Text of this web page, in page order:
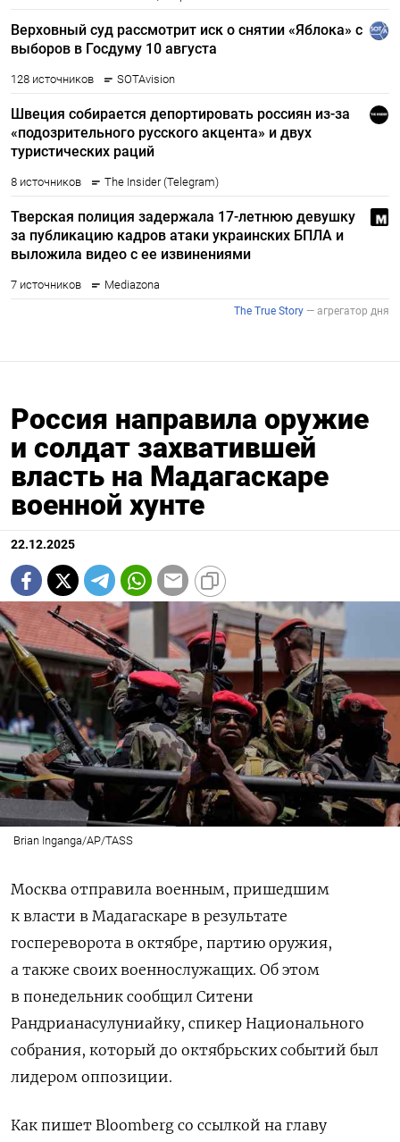
Россия направила оружие
и солдат захватившей
власть на Мадагаскаре
военной хунте
22.12.2025
Brian Inganga/AP/TASS
Москва отправила военным, пришедшим
к власти в Мадагаскаре в результате
госпереворота в октябре, партию оружия,
а также своих военнослужащих. Об этом
в понедельник сообщил Ситени
Рандрианасулуниайку, спикер Национального
собрания, который до октябрьских событий был
лидером оппозиции.
Как пишет Bloomberg со ссылкой на главу